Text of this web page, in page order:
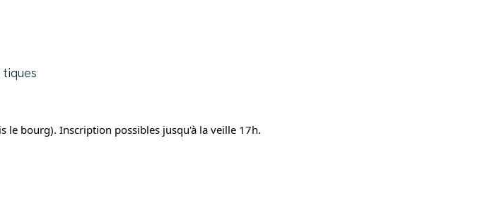
le bourg). Inscription possibles jusqu'à la veille 17h.